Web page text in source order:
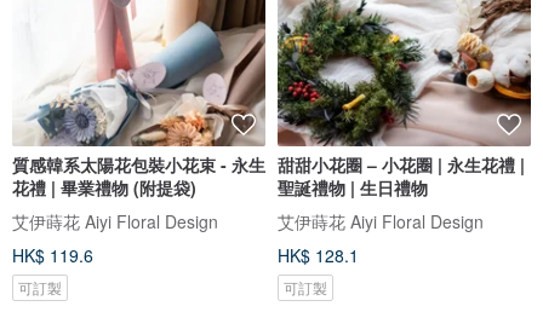
質感韓系太陽花包裝小花束 - 永生
花禮 | 畢業禮物 (附提袋)
艾伊蒔花 Aiyi Floral Design
HK$ 119.6
可訂製
甜甜小花圈 – 小花圈 | 永生花禮 |
聖誕禮物 | 生日禮物
艾伊蒔花 Aiyi Floral Design
HK$ 128.1
可訂製